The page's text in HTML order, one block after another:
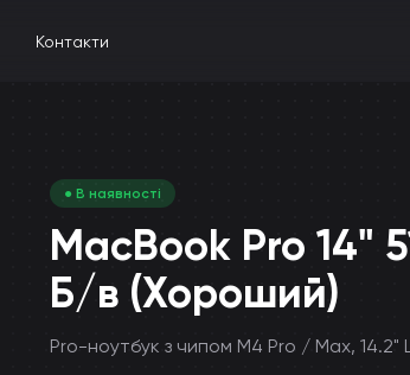
Контакти
● В наявності
MacBook Pro 14"
Б/в (Хороший)
Pro-ноутбук з чипом M4 Pro / Max, 14.2"